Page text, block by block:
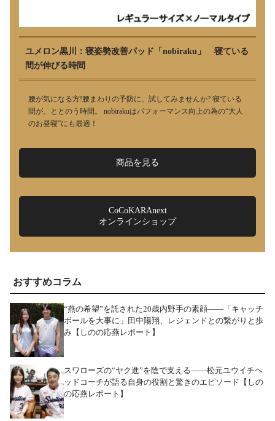
ユメロン黒川：寝姿勢改善パッド「nobiraku」 寝ている
間が伸びる時間
腰が気になる方!腰まわりの予防に、試してみませんか? 寝ている
間が、ととのう時間。 nobirakuはパフォーマンス向上の為の“大人
のお昼寝”にも最適！
商品を見る
CoCoKARAnext
オンラインショップ
おすすめコラム
“燕の希望”を託された20歳内野手の素顔――「キャッチ
ボールを大事に」田中陽翔、レジェンドとの繋がりと歩
み【しのの応燕レポート】
スワローズの“ヤク進”を陰で支える――松元ユウイチヘ
ッドコーチが語る自身の役割と驚きのエピソード【しの
の応燕レポート】